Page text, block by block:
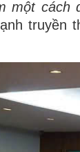
một cách
truyền